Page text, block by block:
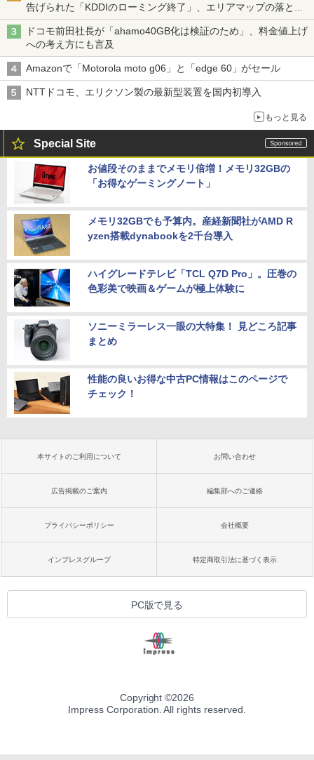
告げられた「KDDIのローミング終了」、エリアマップの落とし
穴と楽天モバイルの課題
ドコモ前田社長が「ahamo40GB化は検証のため」、料金値上げ
への考え方にも言及
Amazonで「Motorola moto g06」と「edge 60」がセール
NTTドコモ、エリクソン製の最新型装置を国内初導入
もっと見る
Special Site
お値段そのままでメモリ倍増！メモリ32GBの
「お得なゲーミングノート」
メモリ32GBでも予算内。産経新聞社がAMD R
yzen搭載dynabookを2千台導入
ハイグレードテレビ「TCL Q7D Pro」。圧巻の
色彩美で映画＆ゲームが極上体験に
ソニーミラーレス一眼の大特集！ 見どころ記事
まとめ
性能の良いお得な中古PC情報はこのページで
チェック！
本サイトのご利用について お問い合わせ
広告掲載のご案内 編集部へのご連絡
プライバシーポリシー 会社概要
インプレスグループ 特定商取引法に基づく表示
PC版で見る
Copyright ©2026
Impress Corporation. All rights reserved.